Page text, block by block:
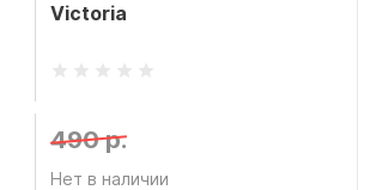
Victoria
490 р.
Нет в наличии